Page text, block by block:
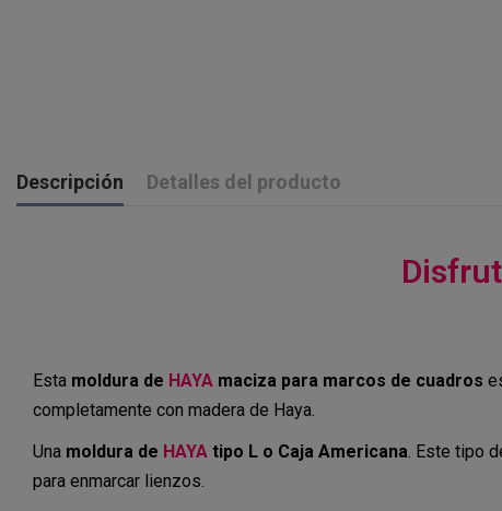
Descripción Detalles del producto
Esta moldura de HAYA maciza para marcos de cuadros
completamente con madera de Haya.
Una moldura de HAYA tipo L o Caja Americana. Este tipo
para enmarcar lienzos.